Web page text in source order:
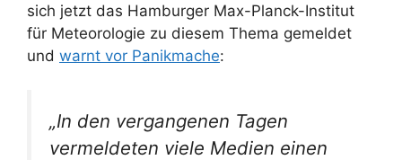
sich jetzt das Hamburger Max-Planck-Institut
für Meteorologie zu diesem Thema gemeldet
und warnt vor Panikmache:
„In den vergangenen Tagen
vermeldeten viele Medien einen